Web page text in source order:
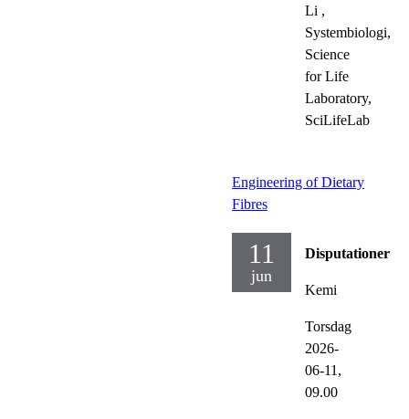
Li ,
Systembiologi,
Science
for Life
Laboratory,
SciLifeLab
Engineering of Dietary
Fibres
11
jun
Disputationer
Kemi
Torsdag
2026-
06-11,
09.00